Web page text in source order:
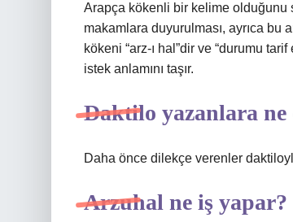
Arapça kökenli bir kelime olduğunu
makamlara duyurulması, ayrıca bu
kökeni “arz-ı hal”dir ve “durumu
istek anlamını taşır.
Daktilo yazanlara ne
Daha önce dilekçe verenler
Arzuhal ne iş yapar?